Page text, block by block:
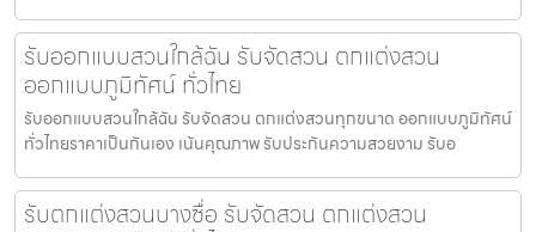
รับออกแบบสวนใกล้ฉัน รับจัดสวน ตกแต่งสวน
ออกแบบภูมิทัศน์ ทั่วไทย
รับออกแบบสวนใกล้ฉัน รับจัดสวน ตกแต่งสวนทุกขนาด ออกแบบภูมิทัศน์
ทั่วไทยราคาเป็นกันเอง เน้นคุณภาพ รับประกันความสวยงาม รับอ
รับตกแต่งสวนบางซื่อ รับจัดสวน ตกแต่งสวน